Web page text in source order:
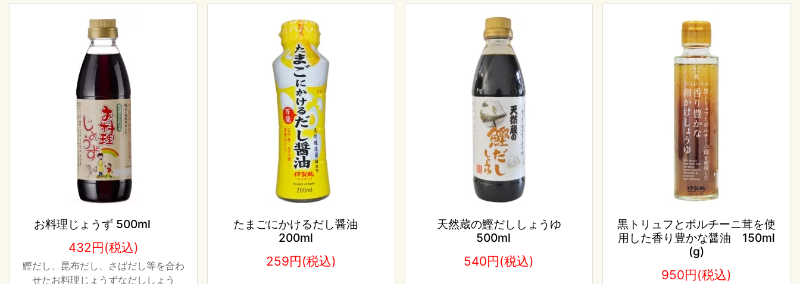
お料理じょうず 500ml
432円(税込)
鰹だし、昆布だし、さばだし等を合わ
せたお料理じょうずなだししょう
たまごにかけるだし醤油
200ml
259円(税込)
天然蔵の鰹だししょうゆ
500ml
540円(税込)
黒トリュフとポルチーニ茸を使
用した香り豊かな醤油 150ml
(g)
950円(税込)